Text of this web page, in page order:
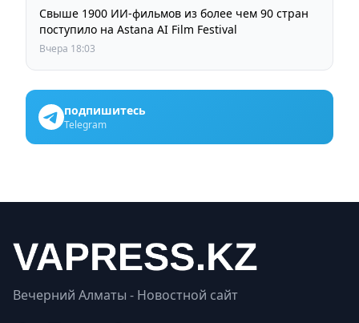
Свыше 1900 ИИ-фильмов из более чем 90 стран
поступило на Astana AI Film Festival
Вчера 18:03
подпишитесь
Telegram
Вечерний Алматы - Новостной сайт